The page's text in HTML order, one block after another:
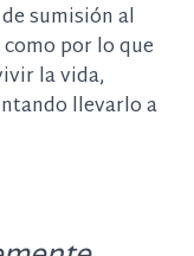
sumisión al
por lo que
la vida,
llevarlo a